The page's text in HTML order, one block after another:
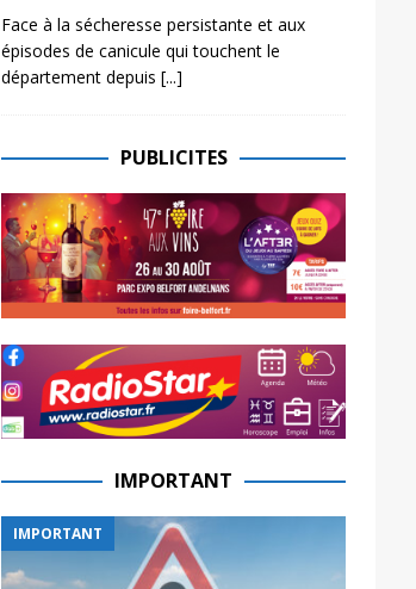
Face à la sécheresse persistante et aux
épisodes de canicule qui touchent le
département depuis [...]
PUBLICITES
IMPORTANT
IMPORTANT